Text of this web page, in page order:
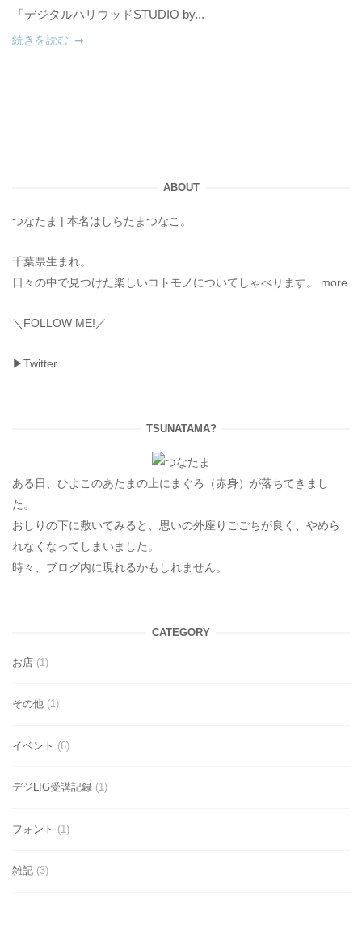
「デジタルハリウッドSTUDIO by...
続きを読む
ABOUT
つなたま | 本名はしらたまつなこ。
千葉県生まれ。
日々の中で見つけた楽しいコトモノについてしゃべります。 more
＼FOLLOW ME!／
▶Twitter
TSUNATAMA?
ある日、ひよこのあたまの上にまぐろ（赤身）が落ちてきまし
た。
おしりの下に敷いてみると、思いの外座りごごちが良く、やめら
れなくなってしまいました。
時々、ブログ内に現れるかもしれません。
CATEGORY
お店 (1)
その他 (1)
イベント (6)
デジLIG受講記録 (1)
フォント (1)
雑記 (3)